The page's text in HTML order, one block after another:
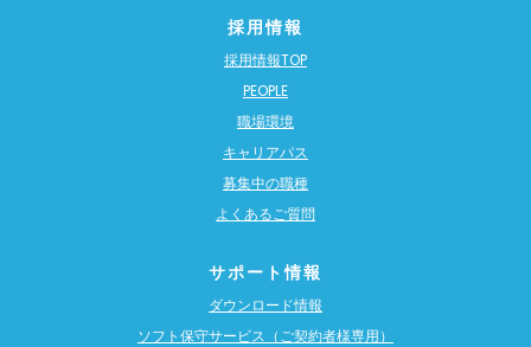
採用情報
採用情報TOP
PEOPLE
職場環境
キャリアパス
募集中の職種
よくあるご質問
サポート情報
ダウンロード情報
ソフト保守サービス（ご契約者様専用）